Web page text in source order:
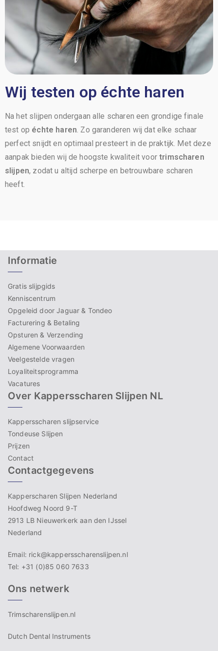
Wij testen op échte haren
Na het slijpen ondergaan alle scharen een grondige finale
test op échte haren . Zo garanderen wij dat elke schaar
perfect snijdt en optimaal presteert in de praktijk. Met deze
aanpak bieden wij de hoogste kwaliteit voortrimscharen
slijpen, zodat u altijd scherpe en betrouwbare scharen
heeft.
Informatie
Gratis slijpgids
Kenniscentrum
Opgeleid door Jaguar & Tondeo
Facturering & Betaling
Opsturen & Verzending
Algemene Voorwaarden
Veelgestelde vragen
Loyaliteitsprogramma
Vacatures
Over Kappersscharen Slijpen NL
Kappersscharen slijpservice
Tondeuse Slijpen
Prijzen
Contact
Contactgegevens
Kapperscharen Slijpen Nederland
Hoofdweg Noord 9-T
2913 LB Nieuwerkerk aan den IJssel
Nederland
Email: rick@kappersscharenslijpen.nl
Tel: +31 (0)85 060 7633
Ons netwerk
Trimscharenslijpen.nl
Dutch Dental Instruments